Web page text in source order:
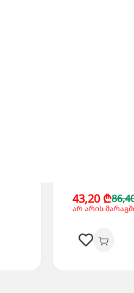
43,20 ₾
არ არის